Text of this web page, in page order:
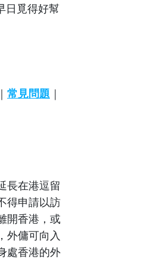
日覓得好幫
｜ 常見問題 ｜
長在港逗留
得申請以訪
開香港，或
外傭可向入
處香港的外